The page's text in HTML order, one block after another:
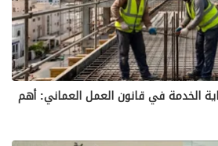
الخدمة في قانون العمل العماني: أهم